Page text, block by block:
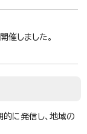
しました。
に発信し、地域の